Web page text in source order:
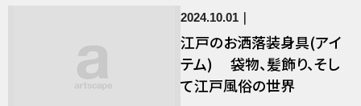
2024.10.01
江戸のお洒落装身具(アイ
テム) 袋物、髪飾り、そし
て江戸風俗の世界